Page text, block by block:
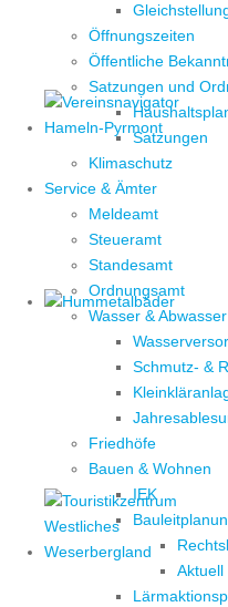
Öffnungszeiten
Öffentliche
Satzungen und
Satzungen
Klimaschutz
Service & Ämter
Meldeamt
Steueramt
Standesamt
Ordnungsamt
Wasser & Abwasser
Schmutz- &
Friedhöfe
Bauen & Wohnen
IEK
Aktuell